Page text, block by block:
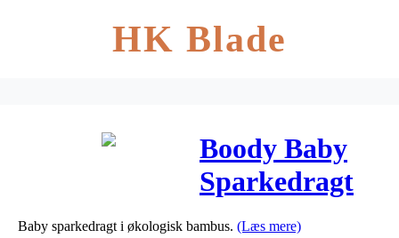
HK Blade
Boody Baby
Sparkedragt
Rose 3-6 Mdr
Baby sparkedragt i økologisk bambus. (Læs mere)